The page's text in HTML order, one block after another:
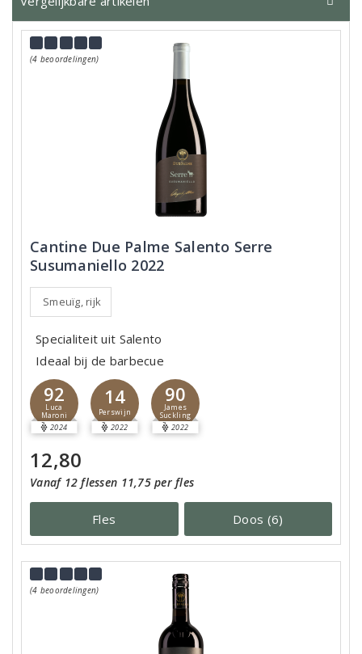
(4 beoordelingen)
Cantine Due Palme Salento Serre
Susumaniello 2022
Smeuïg, rijk
Specialiteit uit Salento
Ideaal bij de barbecue
92
Luca
Maroni
2024
14
Perswijn
2022
90
James
Suckling
2022
12,80
Vanaf 12 flessen 11,75 per fles
Fles Doos (6)
(4 beoordelingen)